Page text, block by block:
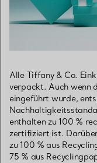
Alle Tiffany & Co.
verpackt. Auch wenn
eingeführt wurde,
enthalten zu 100 %
zertifiziert ist.
zu 100 % aus
75 % aus